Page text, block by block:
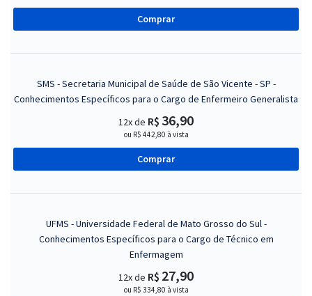
Comprar
SMS - Secretaria Municipal de Saúde de São Vicente - SP -
Conhecimentos Específicos para o Cargo de Enfermeiro Generalista
12x de R$ 36,90
ou R$ 442,80 à vista
Comprar
UFMS - Universidade Federal de Mato Grosso do Sul -
Conhecimentos Específicos para o Cargo de Técnico em
Enfermagem
12x de R$ 27,90
ou R$ 334,80 à vista